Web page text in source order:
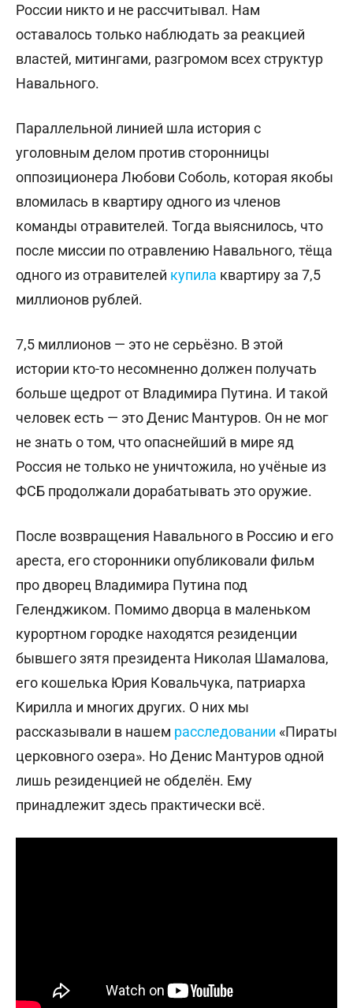
России никто и не рассчитывал. Нам
оставалось только наблюдать за реакцией
властей, митингами, разгромом всех структур
Навального.
Параллельной линией шла история с
уголовным делом против сторонницы
оппозиционера Любови Соболь, которая якобы
вломилась в квартиру одного из членов
команды отравителей. Тогда выяснилось, что
после миссии по отравлению Навального, тёща
одного из отравителей купила квартиру за 7,5
миллионов рублей.
7,5 миллионов — это не серьёзно. В этой
истории кто-то несомненно должен получать
больше щедрот от Владимира Путина. И такой
человек есть — это Денис Мантуров. Он не мог
не знать о том, что опаснейший в мире яд
Россия не только не уничтожила, но учёные из
ФСБ продолжали дорабатывать это оружие.
После возвращения Навального в Россию и его
ареста, его сторонники опубликовали фильм
про дворец Владимира Путина под
Геленджиком. Помимо дворца в маленьком
курортном городке находятся резиденции
бывшего зятя президента Николая Шамалова,
его кошелька Юрия Ковальчука, патриарха
Кирилла и многих других. О них мы
рассказывали в нашем расследовании «Пираты
церковного озера». Но Денис Мантуров одной
лишь резиденцией не обделён. Ему
принадлежит здесь практически всё.